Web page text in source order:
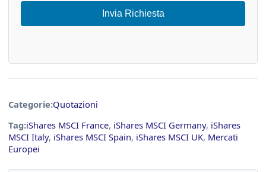
Invia Richiesta
Categorie:Quotazioni
Tag:iShares MSCI France, iShares MSCI Germany, iShares
MSCI Italy, iShares MSCI Spain, iShares MSCI UK, Mercati
Europei